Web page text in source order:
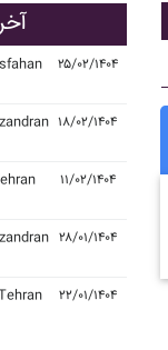
۲۵/۰۲/۱۴۰۴
۱۸/۰۲/۱۴۰۴
۱۱/۰۲/۱۴۰۴
۲۸/۰۱/۱۴۰۴
۲۲/۰۱/۱۴۰۴